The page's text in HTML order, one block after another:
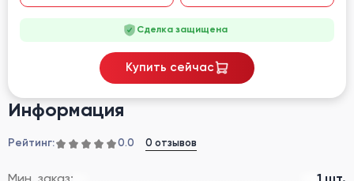
Информация
Рейтинг: 0.0 0 отзывов
Сделка защищена
Купить сейчас